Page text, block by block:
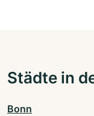
Städte in
Bonn